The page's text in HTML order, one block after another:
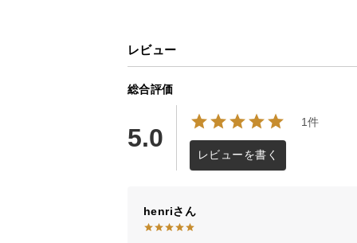
レビュー
総合評価
5.0
1件
レビューを書く
henri